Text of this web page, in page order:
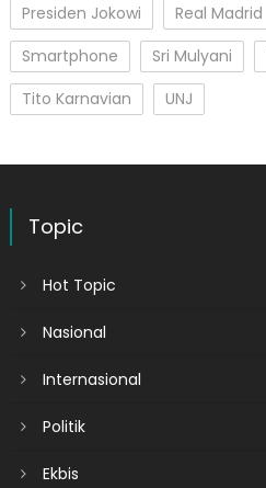
Presiden Jokowi
Real Madrid
Smartphone
Sri Mulyani
Tito Karnavian
UNJ
Topic
Hot Topic
Nasional
Internasional
Politik
Ekbis